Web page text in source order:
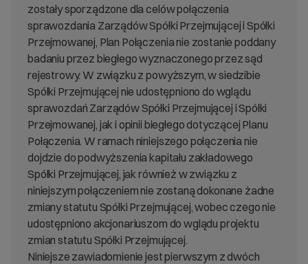
zostały sporządzone dla celów połączenia
sprawozdania Zarządów Spółki Przejmującej i Spółki
Przejmowanej, Plan Połączenia nie zostanie poddany
badaniu przez biegłego wyznaczonego przez sąd
rejestrowy. W związku z powyższym, w siedzibie
Spółki Przejmującej nie udostępniono do wglądu
sprawozdań Zarządów Spółki Przejmującej i Spółki
Przejmowanej, jak i opinii biegłego dotyczącej Planu
Połączenia. W ramach niniejszego połączenia nie
dojdzie do podwyższenia kapitału zakładowego
Spółki Przejmującej, jak również w związku z
niniejszym połączeniem nie zostaną dokonane żadne
zmiany statutu Spółki Przejmującej, wobec czego nie
udostępniono akcjonariuszom do wglądu projektu
zmian statutu Spółki Przejmującej.
Niniejsze zawiadomienie jest pierwszym z dwóch